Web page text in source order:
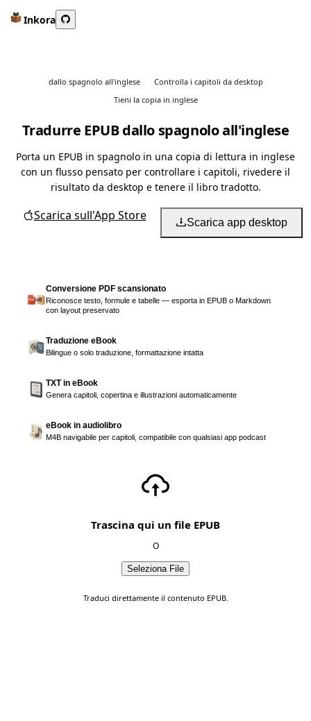
Inkora
dallo spagnolo all'inglese
Controlla i capitoli da desktop
Tieni la copia in inglese
Tradurre EPUB dallo spagnolo all'inglese
Porta un EPUB in spagnolo in una copia di lettura in inglese
con un flusso pensato per controllare i capitoli, rivedere il
risultato da desktop e tenere il libro tradotto.
Scarica sull'App Store Scarica app desktop
Conversione PDF scansionato
Riconosce testo, formule e tabelle — esporta in EPUB o Markdown
con layout preservato
Traduzione eBook
Bilingue o solo traduzione, formattazione intatta
TXT in eBook
Genera capitoli, copertina e illustrazioni automaticamente
eBook in audiolibro
M4B navigabile per capitoli, compatibile con qualsiasi app podcast
Trascina qui un file EPUB
O
Seleziona File
Traduci direttamente il contenuto EPUB.